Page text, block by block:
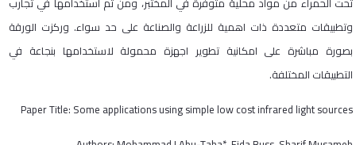
وتطبيقات متعددة ذات اهمية للزراعة والصناعة على حد سواء. وركزت الورقة
بصورة مباشرة على امكانية تطوير اجهزة محمولة لاستخدامها بنجاعة في
التطبيقات المختلفة.
Paper Title: Some applications using simple low cost infrared light sources